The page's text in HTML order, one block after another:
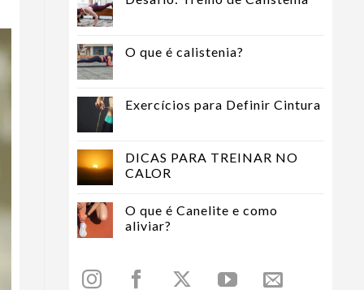
O que é calistenia?
Exercícios para Definir Cintura
DICAS PARA TREINAR NO
CALOR
O que é Canelite e como
aliviar?